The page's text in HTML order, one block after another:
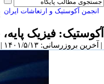
انجمن آکوستیک و ارتعاشات ایران
آکوستیک: فیزیک
| آخرین بروزرسانی: ۱۴۰۱/۵/۱۳ |